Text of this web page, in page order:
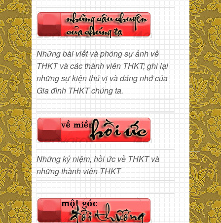
Những bài viết và phóng sự ảnh về
THKT và các thành viên THKT; ghi lại
những sự kiện thú vị và đáng nhớ của
Gia đình THKT chúng ta.
Những kỷ niệm, hồi ức về THKT và
những thành viên THKT